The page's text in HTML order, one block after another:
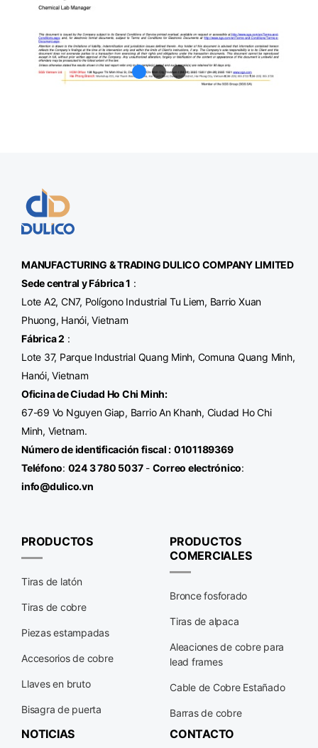
MANUFACTURING & TRADINGDULICOCOMPANY LIMITED
Sede central y Fábrica 1 :
Lote A2, CN7, Polígono Industrial Tu Liem, Barrio Xuan
Phuong, Hanói, Vietnam
Fábrica 2 :
Lote 37, Parque Industrial Quang Minh, Comuna Quang Minh,
Hanói, Vietnam
Oficina de Ciudad Ho Chi Minh:
67-69 Vo Nguyen Giap, Barrio An Khanh, Ciudad Ho Chi
Minh, Vietnam.
Número de identificación fiscal : 0101189369
Teléfono: 024 3 780 5037- Correo electrónico:
info@dulico.vn
PRODUCTOS
Tiras de latón
Tiras de cobre
Piezas estampadas
Accesorios de cobre
Llaves en bruto
Bisagra de puerta
PRODUCTOS
COMERCIALES
Bronce fosforado
Tiras de alpaca
Aleaciones de cobre para
lead frames
Cable de Cobre Estañado
Barras de cobre
NOTICIAS CONTACTO